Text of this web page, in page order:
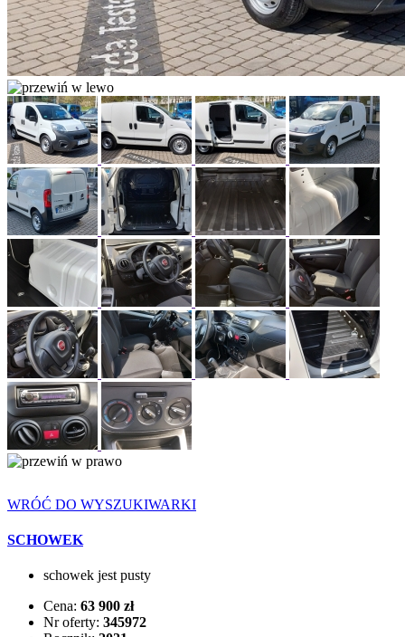
WRÓĆ DO WYSZUKIWARKI
SCHOWEK
schowek jest pusty
Cena: 63 900 zł
Nr oferty: 345972